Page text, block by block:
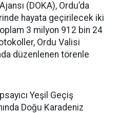
(DOKA), Ordu’da
hayata geçirilecek iki
3 milyon 912 bin 24
Ordu Valisi
düzenlenen törenle
Yeşil Geçiş
Doğu Karadeniz